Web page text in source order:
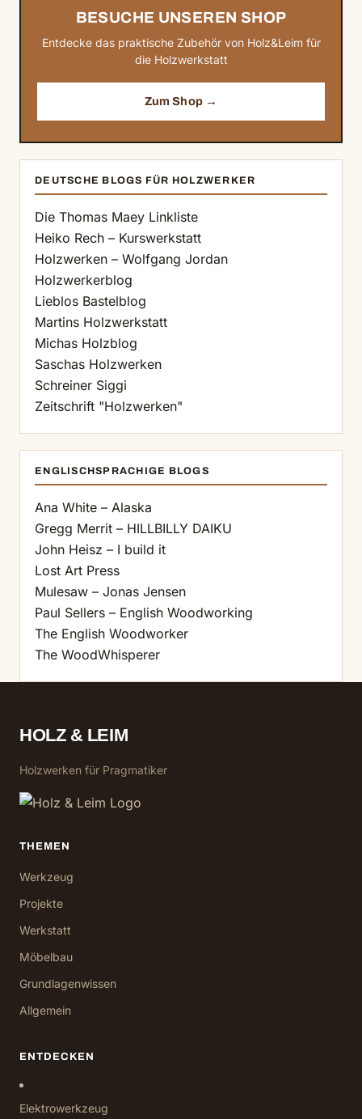
BESUCHE UNSEREN SHOP
Entdecke das praktische Zubehör von Holz&Leim für
die Holzwerkstatt
Zum Shop →
DEUTSCHE BLOGS FÜR HOLZWERKER
Die Thomas Maey Linkliste
Heiko Rech – Kurswerkstatt
Holzwerken – Wolfgang Jordan
Holzwerkerblog
Lieblos Bastelblog
Martins Holzwerkstatt
Michas Holzblog
Saschas Holzwerken
Schreiner Siggi
Zeitschrift "Holzwerken"
ENGLISCHSPRACHIGE BLOGS
Ana White – Alaska
Gregg Merrit – HILLBILLY DAIKU
John Heisz – I build it
Lost Art Press
Mulesaw – Jonas Jensen
Paul Sellers – English Woodworking
The English Woodworker
The WoodWhisperer
HOLZ & LEIM
Holzwerken für Pragmatiker
THEMEN
Werkzeug
Projekte
Werkstatt
Möbelbau
Grundlagenwissen
Allgemein
ENTDECKEN
Elektrowerkzeug